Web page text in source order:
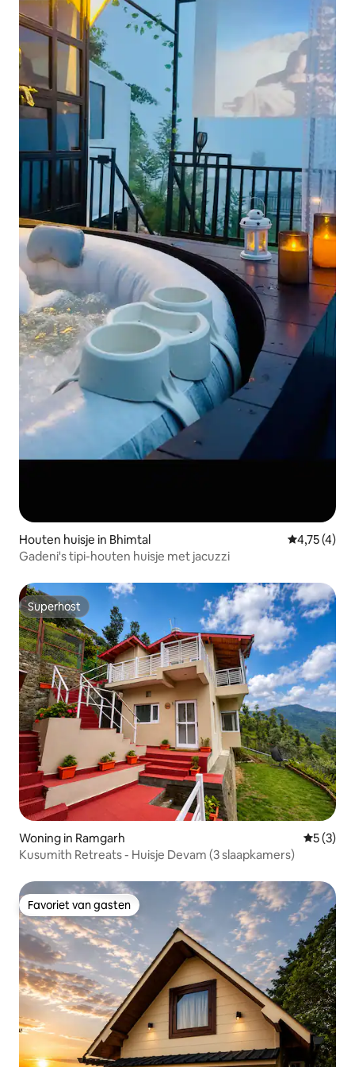
Houten huisje in Bhimtal
4,75 (4)
Gadeni's tipi-houten huisje met jacuzzi
Superhost
Superhost
Woning in Ramgarh
5 (3)
Kusumith Retreats - Huisje Devam (3 slaapkamers)
Favoriet van gasten
Favoriet van gasten